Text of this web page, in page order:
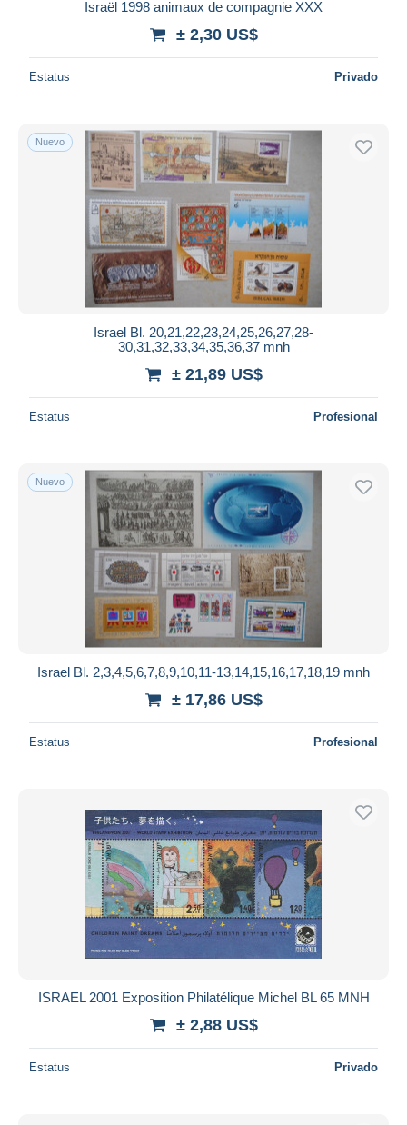
Israël 1998 animaux de compagnie XXX
± 2,30 US$
Estatus Privado
Nuevo
Israel Bl. 20,21,22,23,24,25,26,27,28-
30,31,32,33,34,35,36,37 mnh
± 21,89 US$
Estatus Profesional
Nuevo
Israel Bl. 2,3,4,5,6,7,8,9,10,11-13,14,15,16,17,18,19 mnh
± 17,86 US$
Estatus Profesional
ISRAEL 2001 Exposition Philatélique Michel BL 65 MNH
± 2,88 US$
Estatus Privado